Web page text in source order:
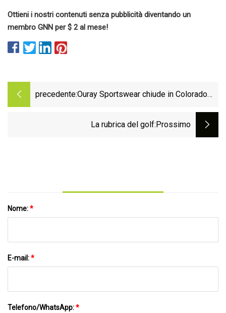
Ottieni i nostri contenuti senza pubblicità diventando un
membro GNN per $ 2 al mese!
precedente:Ouray Sportswear chiude in Colorado
La rubrica del golf:Prossimo
Nome:*
E-mail:*
Telefono/WhatsApp:*